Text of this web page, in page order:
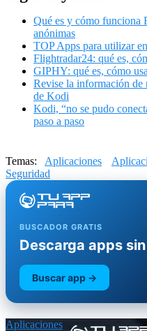
Qué es y cómo funciona
anónimas
TOP Apps para utilizar
Flightradar24: qué es,
GIPHY: qué es, cómo
Revise la información de
de Kodi
Kodi, “no se pudo
paso a paso
Temas: Aplicaciones
Seguridad
BUSCADOR GRATIS
Descarga apps
Buscar app →
Aplicaciones